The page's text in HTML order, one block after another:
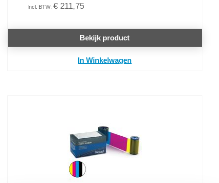
€ 211,75
Bekijk product
In Winkelwagen